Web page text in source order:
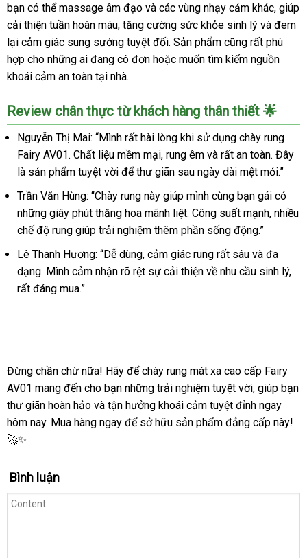
số
rung
-
Fairy
chày
rung
yêu
siêu
mạnh
nhập
khẩu
bạn có thể massage âm đạo và các vùng nhạy cảm khác, giúp
cải thiện tuần hoàn máu, tăng cường sức khỏe sinh lý và đem
lại cảm giác sung sướng tuyệt đối. Sản phẩm cũng rất phù
hợp cho những ai đang cô đơn hoặc muốn tìm kiếm nguồn
khoái cảm an toàn tại nhà.
Review chân thực từ khách hàng thân thiết 🌟
Nguyễn Thị Mai: “Mình rất hài lòng khi sử dụng chày rung
Fairy AV01. Chất liệu mềm mại, rung êm và rất an toàn. Đây
là sản phẩm tuyệt vời để thư giãn sau ngày dài mệt mỏi.”
Trần Văn Hùng: “Chày rung này giúp mình cùng bạn gái có
những giây phút thăng hoa mãnh liệt. Công suất mạnh, nhiều
chế độ rung giúp trải nghiệm thêm phần sống động.”
Lê Thanh Hương: “Dễ dùng, cảm giác rung rất sâu và đa
dạng. Mình cảm nhận rõ rệt sự cải thiện về nhu cầu sinh lý,
rất đáng mua.”
Đừng chần chừ nữa! Hãy để chày rung mát xa cao cấp Fairy
AV01 mang đến cho bạn những trải nghiệm tuyệt vời, giúp bạn
thư giãn hoàn hảo và tận hưởng khoái cảm tuyệt đỉnh ngay
hôm nay. Mua hàng ngay để sở hữu sản phẩm đẳng cấp này!
🚀✨
Bình luận